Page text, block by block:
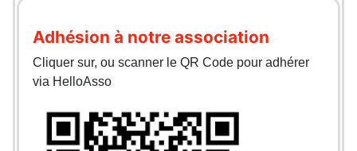
Adhésion à notre association
Cliquer sur, ou scanner le QR Code pour adhérer
via HelloAsso